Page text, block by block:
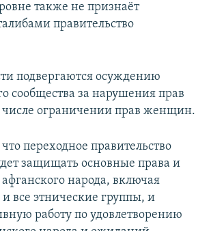
также не признаёт
правительство
подвергаются осуждению
сообщества за нарушения прав
числе ограничении прав женщин.
переходное правительство
защищать основные права и
народа, включая
все этнические группы, и
работу по удовлетворению